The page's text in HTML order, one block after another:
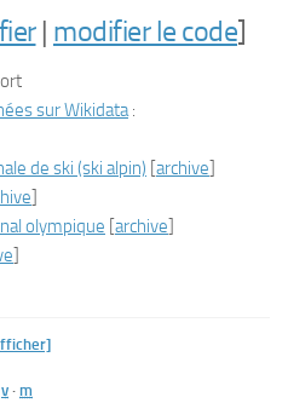
| modifier le code]
:
de ski (ski alpin) archive
olympique archive
v · m